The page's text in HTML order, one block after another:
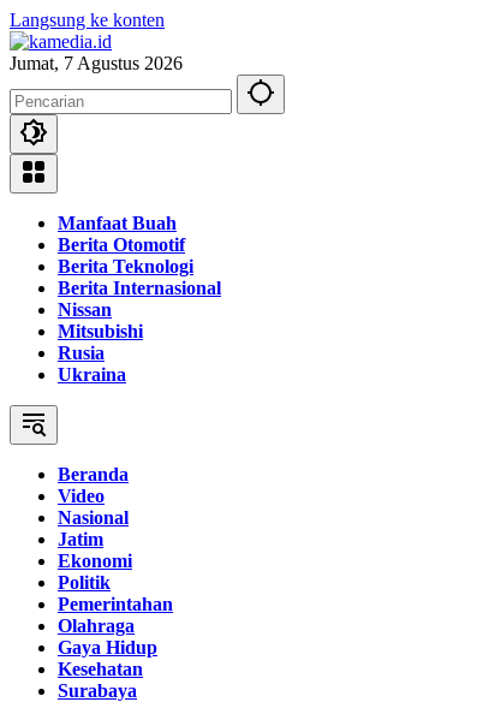
Langsung ke konten
Jumat, 7 Agustus 2026
Manfaat Buah
Berita Otomotif
Berita Teknologi
Berita Internasional
Nissan
Mitsubishi
Rusia
Ukraina
Beranda
Video
Nasional
Jatim
Ekonomi
Politik
Pemerintahan
Olahraga
Gaya Hidup
Kesehatan
Surabaya